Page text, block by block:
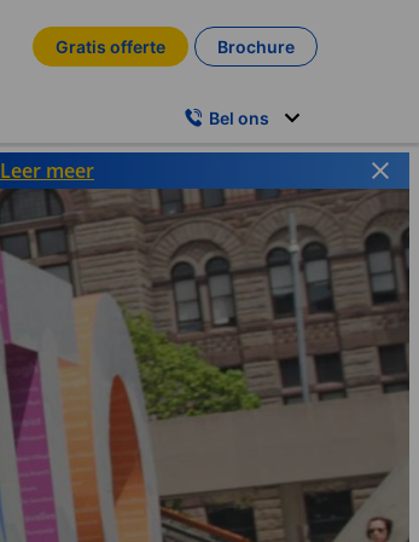
Gratis offerte Brochure
Bel ons
Leer meer